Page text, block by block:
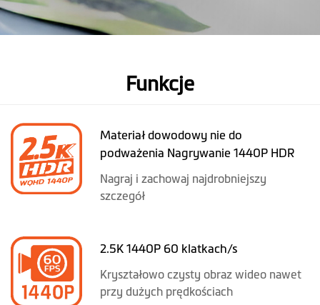
Funkcje
Materiał dowodowy nie do
podważenia Nagrywanie 1440P HDR
Nagraj i zachowaj najdrobniejszy
szczegół
2.5K 1440P 60 klatkach/s
Kryształowo czysty obraz wideo nawet
przy dużych prędkościach